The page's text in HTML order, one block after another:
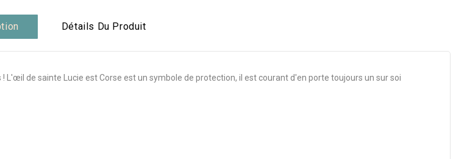
Détails Du Produit
L'œil de sainte Lucie est Corse est un symbole de protection, il est courant d'en porte toujours un sur soi